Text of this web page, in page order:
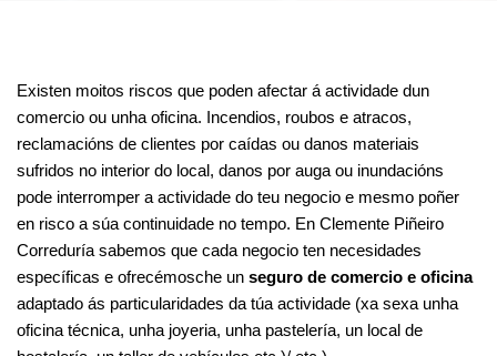
Existen moitos riscos que poden afectar á actividade dun
comercio ou unha oficina. Incendios, roubos e atracos,
reclamacións de clientes por caídas ou danos materiais
sufridos no interior do local, danos por auga ou inundacións
pode interromper a actividade do teu negocio e mesmo poñer
en risco a súa continuidade no tempo. En Clemente Piñeiro
Correduría sabemos que cada negocio ten necesidades
específicas e ofrecémosche un seguro de comercio e oficina
adaptado ás particularidades da túa actividade (xa sexa unha
oficina técnica, unha joyeria, unha pastelería, un local de